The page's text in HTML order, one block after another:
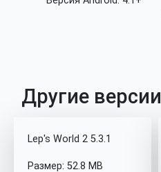
Другие версии
Lep's World 2 5.3.1
Размер: 52.8 MB